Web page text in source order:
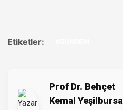
Etiketler:
Prof Dr. Behçet
Kemal Yeşilbursa